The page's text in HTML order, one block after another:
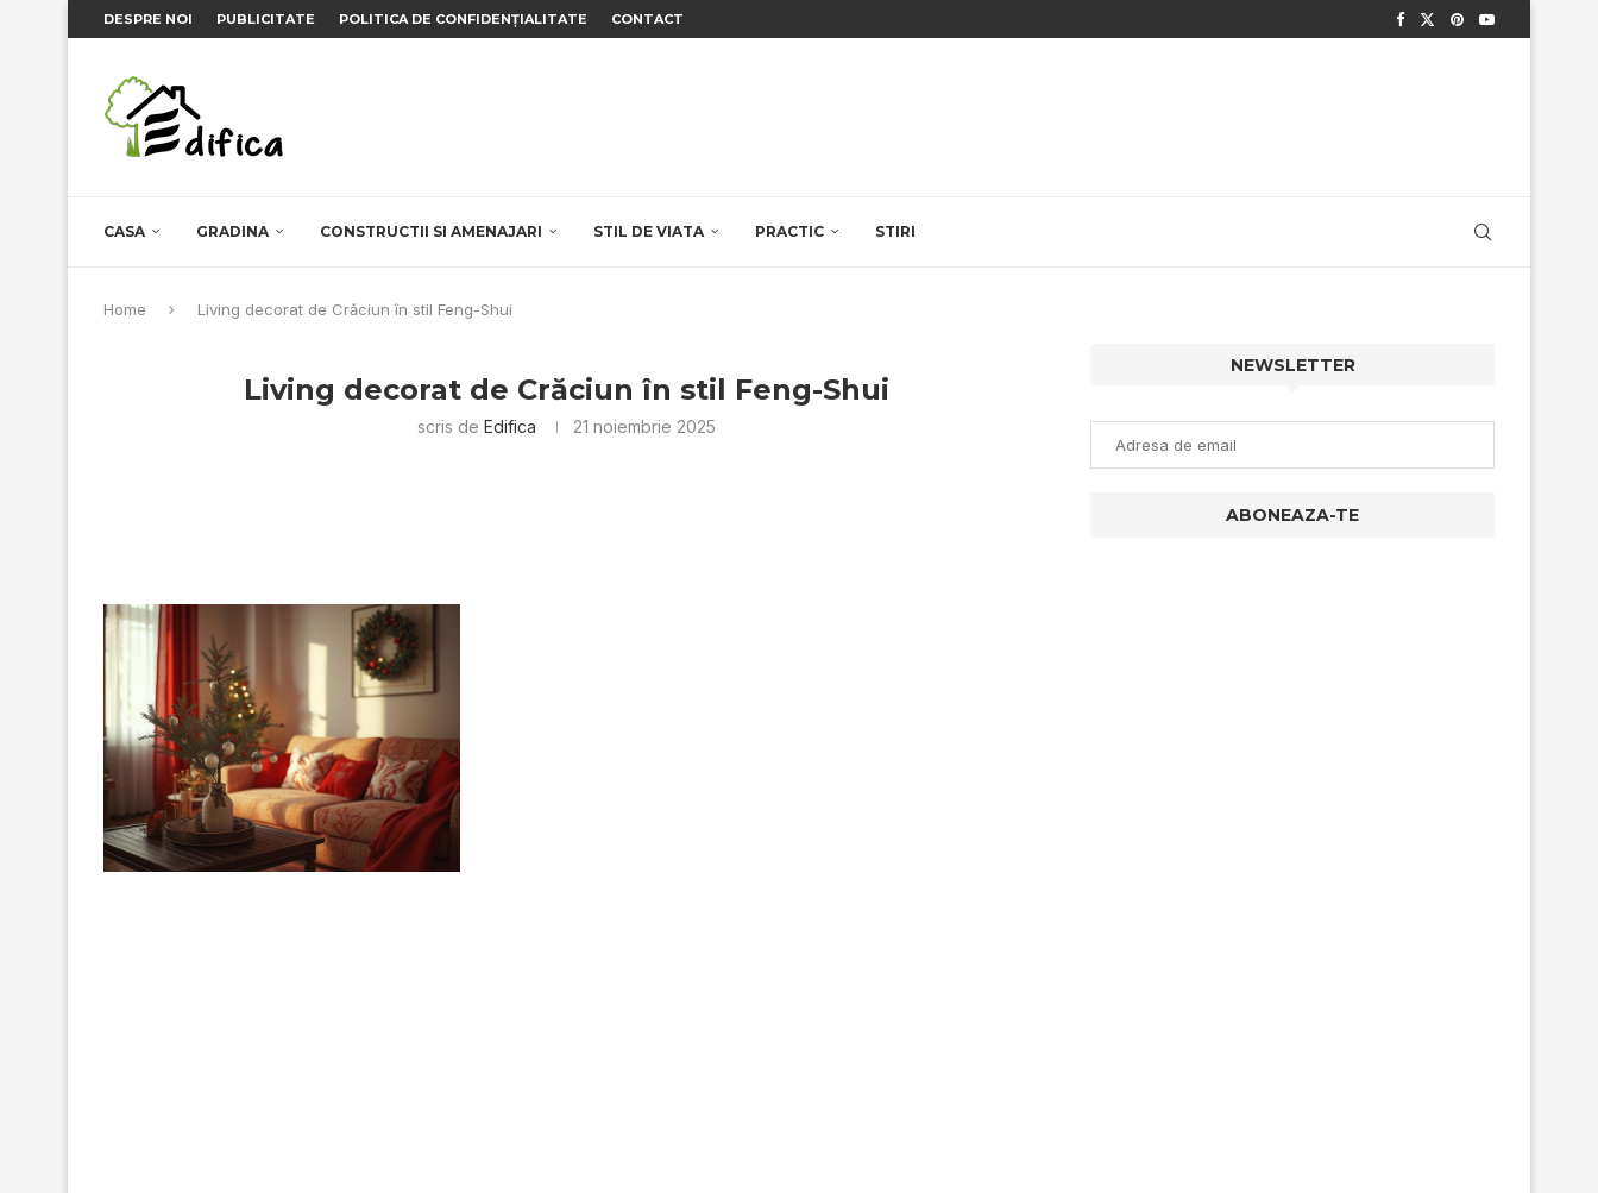
DESPRE NOI PUBLICITATE POLITICA DE CONFIDENȚIALITATE CONTACT
CASA GRADINA CONSTRUCTII SI AMENAJARI STIL DE VIATA PRACTIC STIRI
Home Living decorat de Crăciun în stil Feng-Shui
Living decorat de Crăciun în stil Feng-Shui
scris deEdifica 21 noiembrie 2025
NEWSLETTER